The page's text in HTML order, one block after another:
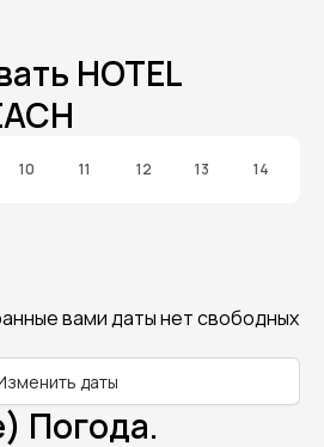
HOTEL
10 11 12 13 14
вами даты нет свободных
даты
Погода.